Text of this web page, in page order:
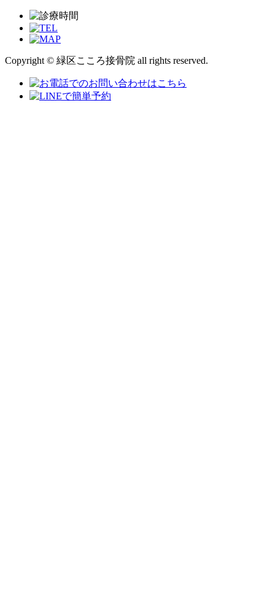
Copyright © 緑区こころ接骨院 all rights reserved.